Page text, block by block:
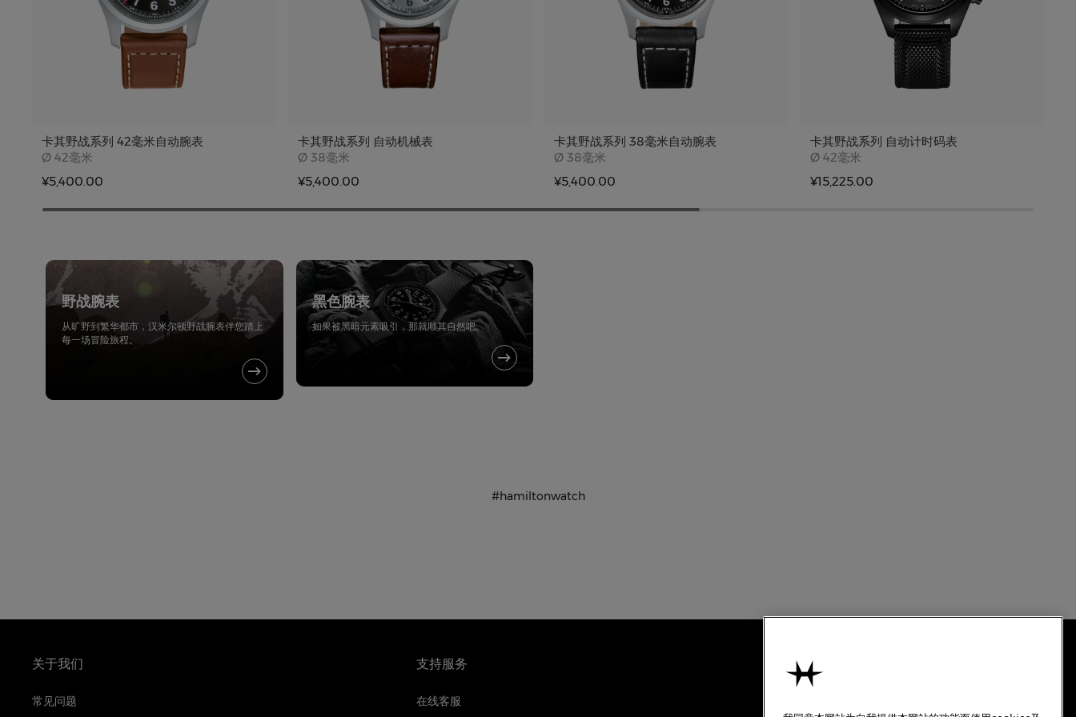
卡其野战系列 42毫米自动腕表
Ø Case size
42毫米
¥5,400.00
卡其野战系列 自动机械表
Ø Case size
38毫米
¥5,400.00
卡其野战系列 38毫米自动腕表
Ø Case size
38毫米
¥5,400.00
卡其野战系列 自动计时码表
Ø Case size
42毫米
¥15,225.00
野战腕表
从旷野到繁华都市，汉米尔顿野战腕表伴您踏上
每一场冒险旅程。
黑色腕表
如果被黑暗元素吸引，那就顺其自然吧。
#hamiltonwatch
关于我们
常见问题
支持服务
在线客服
使用条款